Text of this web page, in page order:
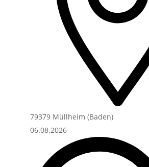
79379 Müllheim (Baden)
06.08.2026